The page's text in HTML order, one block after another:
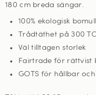
180 cm breda sängar.
100% ekologisk bomull
Trådtäthet på 300
Väl tilltagen storlek
Fairtrade för rättvist
GOTS för hållbar